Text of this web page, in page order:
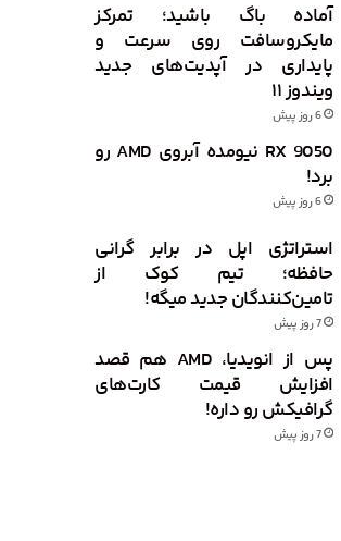
آماده باگ باشید؛ تمرکز
مایکروسافت روی سرعت و
پایداری در آپدیت‌های جدید
ویندوز ۱۱
6 روز پیش
RX 9050 نیومده آبروی AMD رو
برد!
6 روز پیش
استراتژی اپل در برابر گرانی
حافظه؛ تیم کوک از
تامین‌کنندگان جدید میگه!
7 روز پیش
پس از انویدیا، AMD هم قصد
افزایش قیمت کارت‌های
گرافیکش رو داره!
7 روز پیش